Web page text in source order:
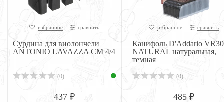
избранное сравнить
Сурдина для виолончели
ANTONIO LAVAZZA CM 4/4
(0)
437 ₽
избранное сравнить
Канифоль D'Addario
NATURAL натуральная,
темная
(0)
485 ₽